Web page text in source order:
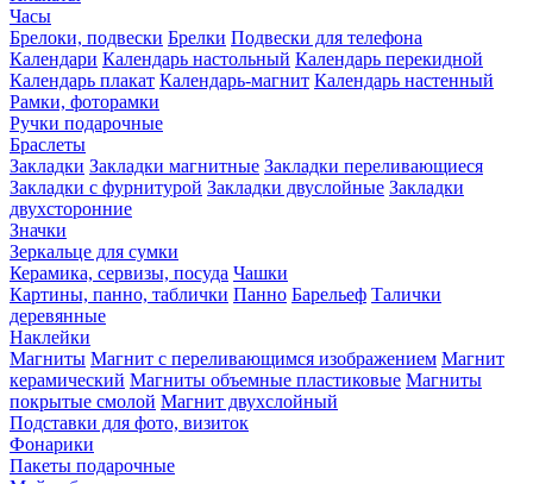
Часы
Брелоки, подвески Брелки Подвески для телефона
Календари Календарь настольный Календарь перекидной
Календарь плакат Календарь-магнит Календарь настенный
Рамки, фоторамки
Ручки подарочные
Браслеты
Закладки Закладки магнитные Закладки переливающиеся
Закладки с фурнитурой Закладки двуслойные Закладки
двухсторонние
Значки
Зеркальце для сумки
Керамика, сервизы, посуда Чашки
Картины, панно, таблички Панно Барельеф Талички
деревянные
Наклейки
Магниты Магнит с переливающимся изображением Магнит
керамический Магниты объемные пластиковые Магниты
покрытые смолой Магнит двухслойный
Подставки для фото, визиток
Фонарики
Пакеты подарочные